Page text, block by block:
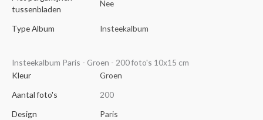
tussenbladen
Nee
Type Album Insteekalbum
Insteekalbum Paris - Groen - 200 foto's 10x15 cm
Kleur
Groen
Aantal foto's
200
Design
Paris